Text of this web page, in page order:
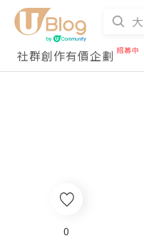
社群創作有價企劃
0